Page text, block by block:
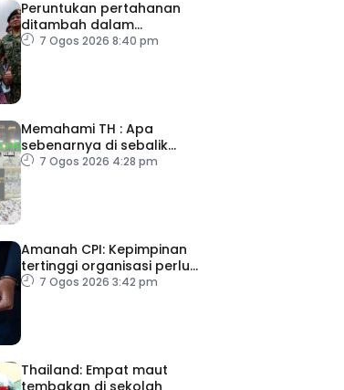
Peruntukan pertahanan
ditambah dalam
Belanjawan 2027
7 Ogos 2026 8:40 pm
Memahami TH : Apa
sebenarnya di sebalik
angka
7 Ogos 2026 4:28 pm
Amanah CPI: Kepimpinan
tertinggi organisasi perlu
pacu reformasi radikal
7 Ogos 2026 3:42 pm
Thailand: Empat maut